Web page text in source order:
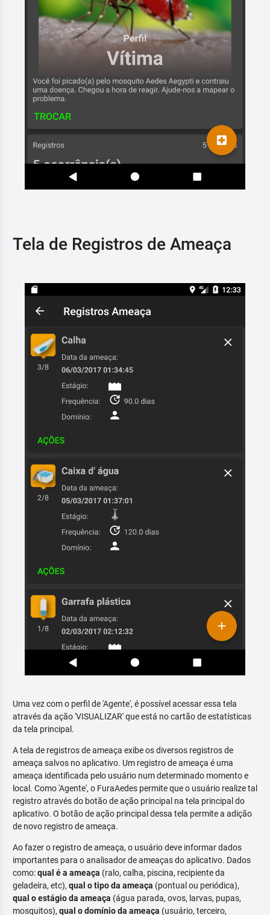
Tela de Registros de Ameaça
Uma vez com o perfil de 'Agente', é possível acessar essa tela
através da ação 'VISUALIZAR' que está no cartão de estatísticas
da tela principal.
A tela de registros de ameaça exibe os diversos registros de
ameaça salvos no aplicativo. Um registro de ameaça é uma
ameaça identificada pelo usuário num determinado momento e
local. Como 'Agente', o FuraAedes permite que o usuário realize tal
registro através do botão de ação principal na tela principal do
aplicativo. O botão de ação principal dessa tela permite a adição
de novo registro de ameaça.
Ao fazer o registro de ameaça, o usuário deve informar dados
importantes para o analisador de ameaças do aplicativo. Dados
como:qual é a ameaça (ralo, calha, piscina, recipiente da
geladeira, etc), qual o tipo da ameaça (pontual ou periódica),
qual o estágio da ameaça (água parada, ovos, larvas, pupas,
mosquitos), qual o domínio da ameaça (usuário, terceiro,